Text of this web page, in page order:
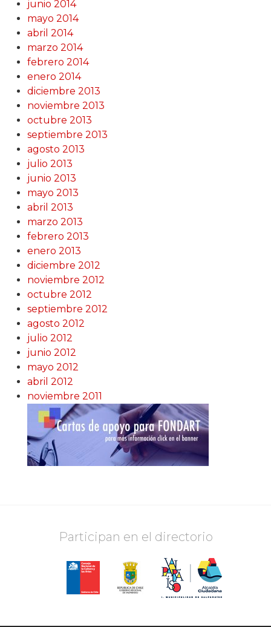
junio 2014
mayo 2014
abril 2014
marzo 2014
febrero 2014
enero 2014
diciembre 2013
noviembre 2013
octubre 2013
septiembre 2013
agosto 2013
julio 2013
junio 2013
mayo 2013
abril 2013
marzo 2013
febrero 2013
enero 2013
diciembre 2012
noviembre 2012
octubre 2012
septiembre 2012
agosto 2012
julio 2012
junio 2012
mayo 2012
abril 2012
noviembre 2011
Participan en el directorio